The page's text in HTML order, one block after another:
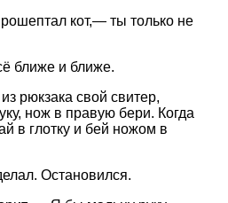
кот,— ты только не
ближе и ближе.
рюкзака свой свитер,
нож в правую бери. Когда
в глотку и бей ножом в
Остановился.